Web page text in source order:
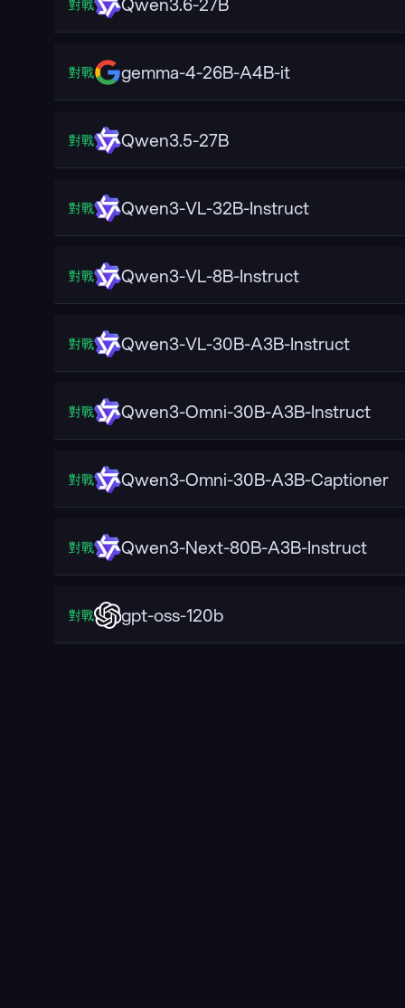
對戰
對戰 gemma-4-26B-A4B-it
對戰 Qwen3.5-27B
對戰 Qwen3-VL-32B-Instruct
對戰 Qwen3-VL-8B-Instruct
對戰 Qwen3-VL-30B-A3B-Instruct
對戰 Qwen3-Omni-30B-A3B-Instruct
對戰 Qwen3-Omni-30B-A3B-Captioner
對戰 Qwen3-Next-80B-A3B-Instruct
對戰 gpt-oss-120b